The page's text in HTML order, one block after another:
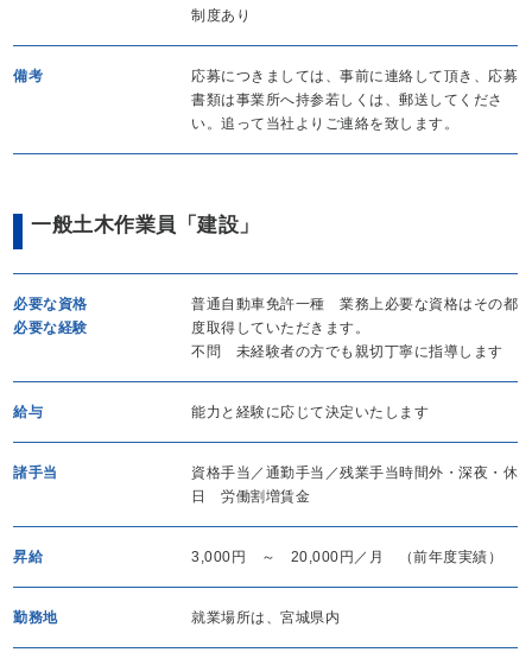
制度あり
備考
応募につきましては、事前に連絡して頂き、応募
書類は事業所へ持参若しくは、郵送してくださ
い。追って当社よりご連絡を致します。
一般土木作業員「建設」
必要な資格
必要な経験
普通自動車免許一種 業務上必要な資格はその都
度取得していただきます。
不問 未経験者の方でも親切丁寧に指導します
給与 能力と経験に応じて決定いたします
諸手当
資格手当／通勤手当／残業手当時間外・深夜・休
日 労働割増賃金
昇給 3,000円 ～ 20,000円／月 （前年度実績）
勤務地 就業場所は、宮城県内